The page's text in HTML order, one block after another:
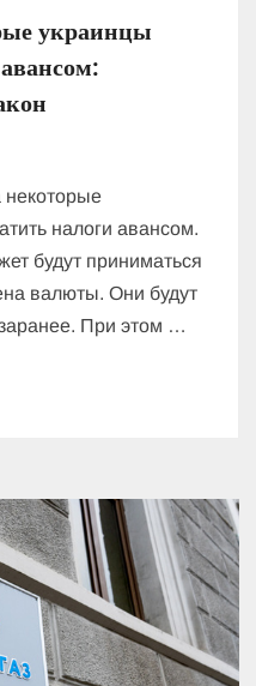
украинцы
некоторые
налоги авансом.
будут приниматься
валюты. Они будут
При этом …